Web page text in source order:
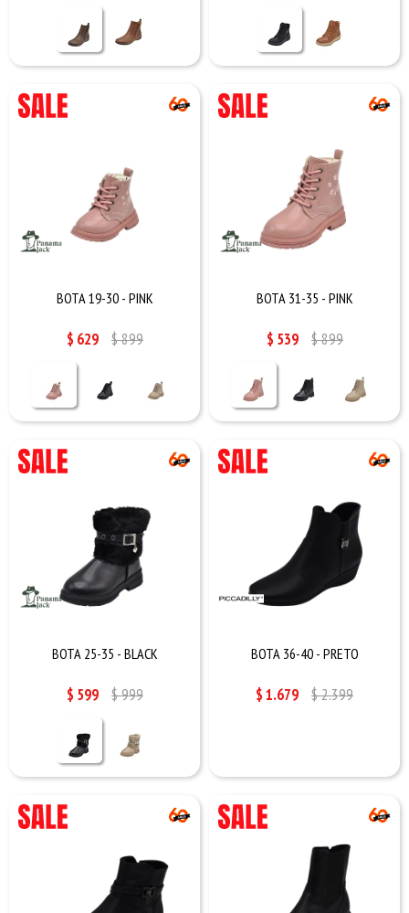
BOTA 19-30 - PINK
$ 629 $899
BOTA 31-35 - PINK
$ 539 $899
BOTA 25-35 - BLACK
$ 599 $999
BOTA 36-40 - PRETO
$1.679 $2.399